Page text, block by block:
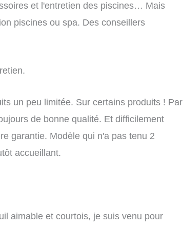
et l'entretien des piscines… Mais
piscines ou spa. Des conseillers
un peu limitée. Sur certains produits ! Par
de bonne qualité. Et difficilement
garantie. Modèle qui n'a pas tenu 2
accueillant.
aimable et courtois, je suis venu pour